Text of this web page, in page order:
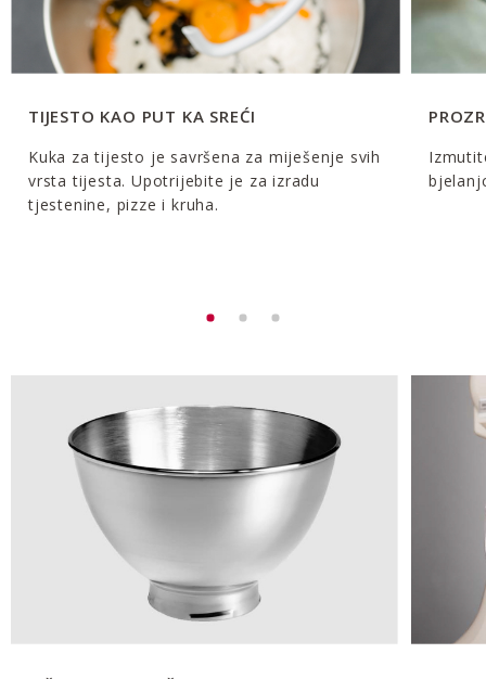
TIJESTO KAO PUT KA SREĆI
Kuka za tijesto je savršena za miješenje svih
vrsta tijesta. Upotrijebite je za izradu
tjestenine, pizze i kruha.